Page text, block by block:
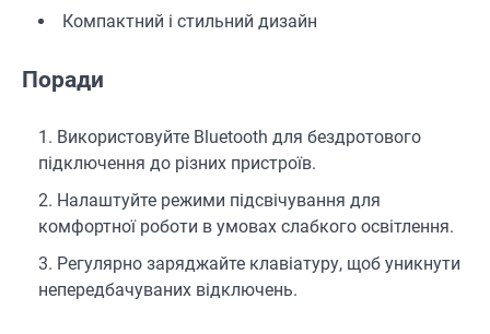
Компактний і стильний дизайн
Поради
Використовуйте Bluetooth для бездротового
підключення до різних пристроїв.
Налаштуйте режими підсвічування для
комфортної роботи в умовах слабкого освітлення.
Регулярно заряджайте клавіатуру, щоб уникнути
непередбачуваних відключень.